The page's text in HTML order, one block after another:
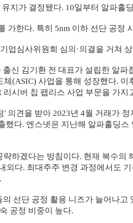
지가 결정됐다. 10일부터 알파홀
가한다. 특히 5nm 이하 선단 공정
업심사위원회 심의·의결을 거쳐
신 김기환 전 대표가 설립한 알
(ASIC) 사업을 통해 성장했다.
시버 칩 팹리스 사업 부문을 가지
의견을 받아 2023년 4월 거래가
다. 엔스넷은 지난해 알파홀딩
하겠다는 방침이다. 현재 복수
외다. 최대주주 변경 과정에서도
선단 공정 활용 니즈가 늘어나
공정 비중이 높다.